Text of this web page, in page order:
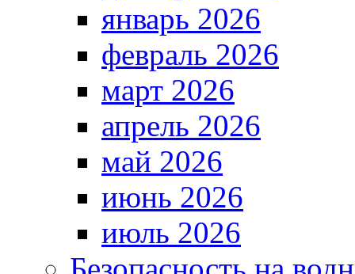
январь 2026
февраль 2026
март 2026
апрель 2026
май 2026
июнь 2026
июль 2026